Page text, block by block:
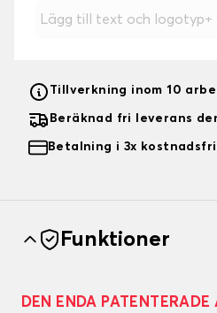
Lägg till text och logotyp+
Tillverkning inom 10
Beräknad fri leverans
Betalning i 3x
Funktioner
DEN ENDA